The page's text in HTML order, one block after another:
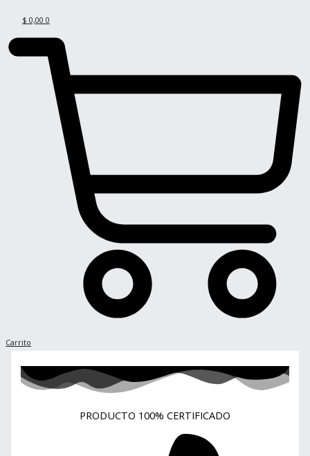
$ 0,00 0
Carrito
PRODUCTO 100% CERTIFICADO